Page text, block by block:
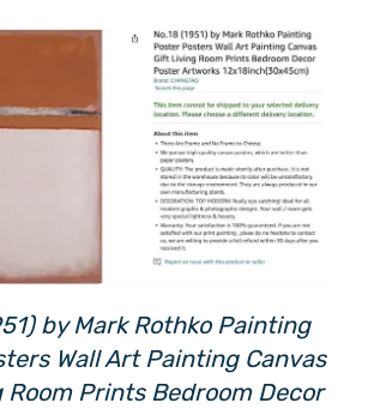
by Mark Rothko Painting
Wall Art Painting Canvas
Prints Bedroom Decor